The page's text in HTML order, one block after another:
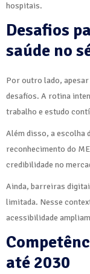
hospitais.
Desafios
saúde no
Por outro lado,
desafios. A rotina
trabalho e estudo
Além disso, a escolha
reconhecimento do
credibilidade no
Ainda, barreiras
limitada. Nesse
acessibilidade
até 2030